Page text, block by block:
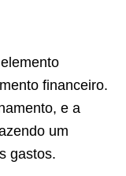
financeiro.
e a
um
gastos.